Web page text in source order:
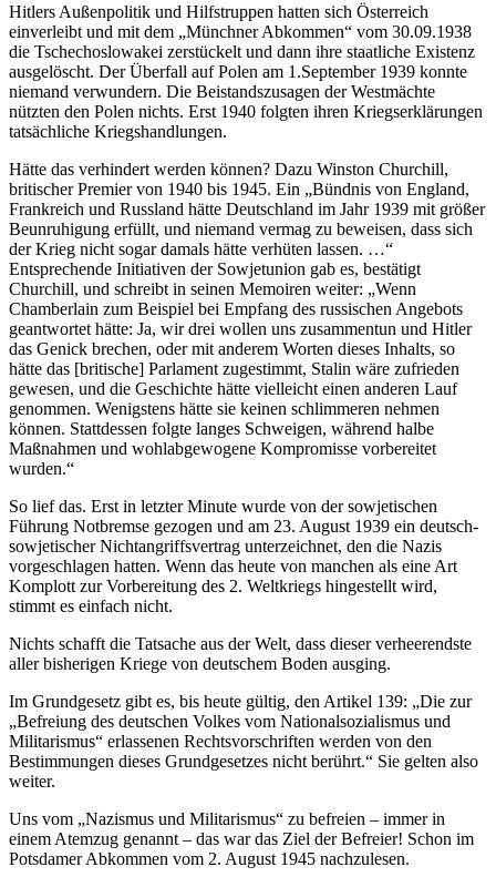
Hitlers Außenpolitik und Hilfstruppen hatten sich Österreich
einverleibt und mit dem „Münchner Abkommen“ vom 30.09.1938
die Tschechoslowakei zerstückelt und dann ihre staatliche Existenz
ausgelöscht. Der Überfall auf Polen am 1.September 1939 konnte
niemand verwundern. Die Beistandszusagen der Westmächte
nützten den Polen nichts. Erst 1940 folgten ihren Kriegserklärungen
tatsächliche Kriegshandlungen.
Hätte das verhindert werden können? Dazu Winston Churchill,
britischer Premier von 1940 bis 1945. Ein „Bündnis von England,
Frankreich und Russland hätte Deutschland im Jahr 1939 mit größer
Beunruhigung erfüllt, und niemand vermag zu beweisen, dass sich
der Krieg nicht sogar damals hätte verhüten lassen. …“
Entsprechende Initiativen der Sowjetunion gab es, bestätigt
Churchill, und schreibt in seinen Memoiren weiter: „Wenn
Chamberlain zum Beispiel bei Empfang des russischen Angebots
geantwortet hätte: Ja, wir drei wollen uns zusammentun und Hitler
das Genick brechen, oder mit anderem Worten dieses Inhalts, so
hätte das [britische] Parlament zugestimmt, Stalin wäre zufrieden
gewesen, und die Geschichte hätte vielleicht einen anderen Lauf
genommen. Wenigstens hätte sie keinen schlimmeren nehmen
können. Stattdessen folgte langes Schweigen, während halbe
Maßnahmen und wohlabgewogene Kompromisse vorbereitet
wurden.“
So lief das. Erst in letzter Minute wurde von der sowjetischen
Führung Notbremse gezogen und am 23. August 1939 ein deutsch-
sowjetischer Nichtangriffsvertrag unterzeichnet, den die Nazis
vorgeschlagen hatten. Wenn das heute von manchen als eine Art
Komplott zur Vorbereitung des 2. Weltkriegs hingestellt wird,
stimmt es einfach nicht.
Nichts schafft die Tatsache aus der Welt, dass dieser verheerendste
aller bisherigen Kriege von deutschem Boden ausging.
Im Grundgesetz gibt es, bis heute gültig, den Artikel 139: „Die zur
„Befreiung des deutschen Volkes vom Nationalsozialismus und
Militarismus“ erlassenen Rechtsvorschriften werden von den
Bestimmungen dieses Grundgesetzes nicht berührt.“ Sie gelten also
weiter.
Uns vom „Nazismus und Militarismus“ zu befreien – immer in
einem Atemzug genannt – das war das Ziel der Befreier! Schon im
Potsdamer Abkommen vom 2. August 1945 nachzulesen.